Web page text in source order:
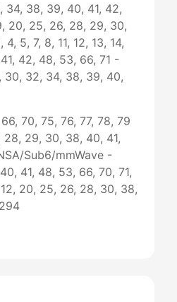
34, 38, 39, 40, 41, 42,
20, 25, 26, 28, 29, 30,
5, 7, 8, 11, 12, 13, 14,
42, 48, 53, 66, 71 -
30, 32, 34, 38, 39, 40,
70, 75, 76, 77, 78, 79
28, 29, 30, 38, 40, 41,
Sub6/mmWave -
41, 48, 53, 66, 70, 71,
20, 25, 26, 28, 30, 38,